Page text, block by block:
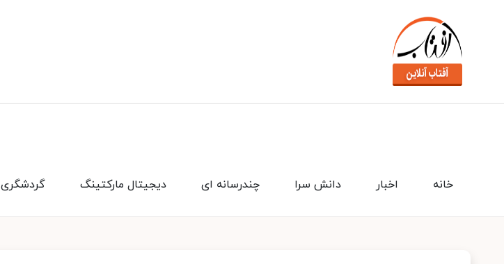
گردشگری دیجیتال مارکتینگ چندرسانه ای دانش سرا اخبار خانه